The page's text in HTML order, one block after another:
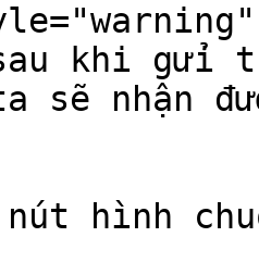
khi gửi
sẽ nhận
nút hình